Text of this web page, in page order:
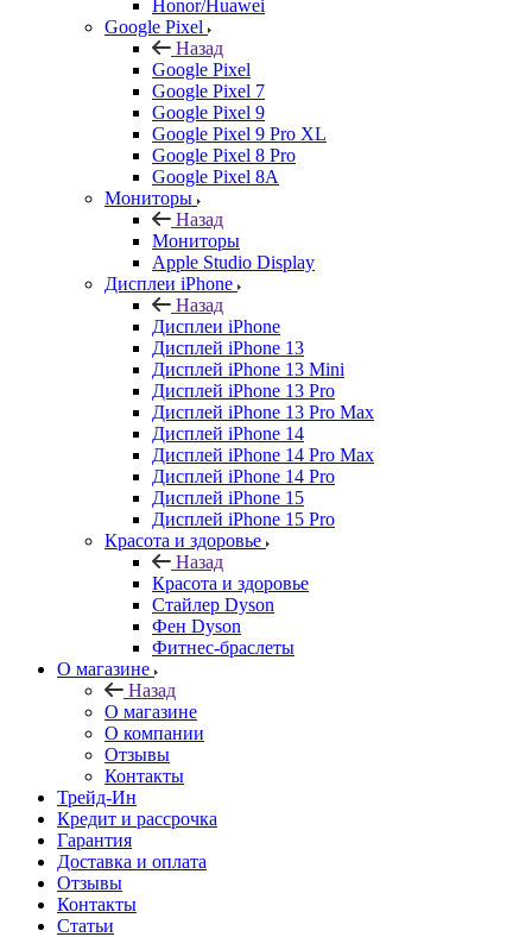
Honor/Huawei
Google Pixel
Назад
Google Pixel
Google Pixel 7
Google Pixel 9
Google Pixel 9 Pro XL
Google Pixel 8 Pro
Google Pixel 8A
Мониторы
Назад
Мониторы
Apple Studio Display
Дисплеи iPhone
Назад
Дисплеи iPhone
Дисплей iPhone 13
Дисплей iPhone 13 Mini
Дисплей iPhone 13 Pro
Дисплей iPhone 13 Pro Max
Дисплей iPhone 14
Дисплей iPhone 14 Pro Max
Дисплей iPhone 14 Pro
Дисплей iPhone 15
Дисплей iPhone 15 Pro
Красота и здоровье
Назад
Красота и здоровье
Стайлер Dyson
Фен Dyson
Фитнес-браслеты
О магазине
Назад
О магазине
О компании
Отзывы
Контакты
Трейд-Ин
Кредит и рассрочка
Гарантия
Доставка и оплата
Отзывы
Контакты
Статьи